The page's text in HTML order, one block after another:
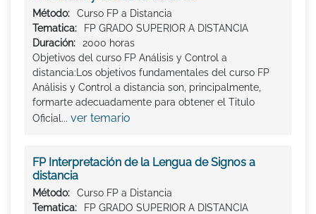
Método:
Curso FP a Distancia
Tematica:
FP GRADO SUPERIOR A DISTANCIA
Duración:
2000 horas
Objetivos del curso FP Análisis y Control a
distancia:Los objetivos fundamentales del curso FP
Análisis y Control a distancia son, principalmente,
formarte adecuadamente para obtener el Titulo
Oficial... ver temario
FP Interpretación de la Lengua de Signos a
distancia
Método:
Curso FP a Distancia
Tematica:
FP GRADO SUPERIOR A DISTANCIA